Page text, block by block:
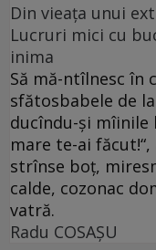
Din vieaţa unui
Lucruri mici cu
inima
Să mă-ntîlnesc în
sfătosbabele de
ducîndu-şi mîinile
mare te-ai
strînse boţ,
calde, cozonac
vatră.
Radu COSAŞU